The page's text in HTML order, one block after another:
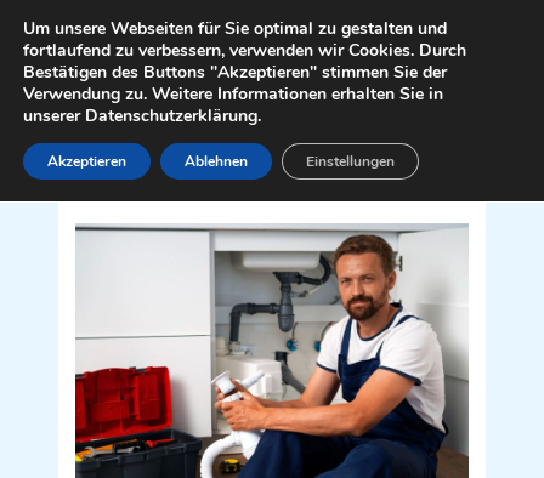
Inhalt
springen
Sanitär Installateur für Wolfsberg
Um unsere Webseiten für Sie optimal zu gestalten und
fortlaufend zu verbessern, verwenden wir Cookies. Durch
Bestätigen des Buttons "Akzeptieren" stimmen Sie der
Verwendung zu. Weitere Informationen erhalten Sie in
unserer Datenschutzerklärung.
Akzeptieren Ablehnen Einstellungen